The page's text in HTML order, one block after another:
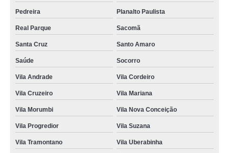
Pedreira Planalto Paulista
Real Parque Sacomã
Santa Cruz Santo Amaro
Saúde Socorro
Vila Andrade Vila Cordeiro
Vila Cruzeiro Vila Mariana
Vila Morumbi Vila Nova Conceição
Vila Progredior Vila Suzana
Vila Tramontano Vila Uberabinha